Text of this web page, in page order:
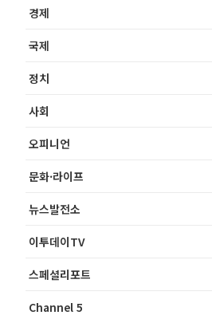
경제
국제
정치
사회
오피니언
문화·라이프
뉴스발전소
이투데이TV
스페셜리포트
Channel 5